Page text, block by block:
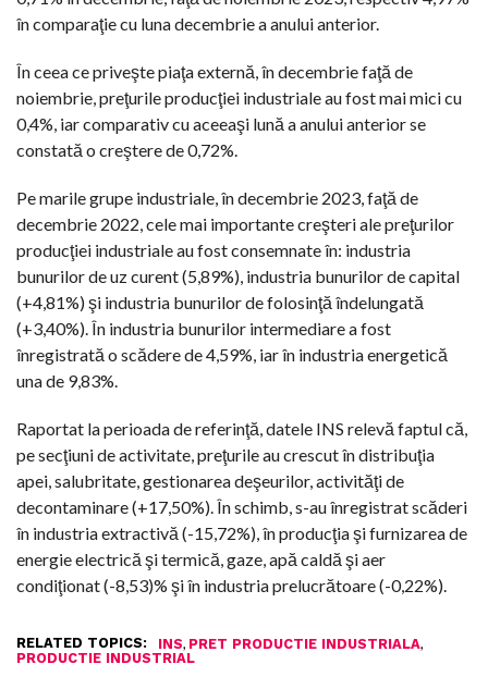
în comparaţie cu luna decembrie a anului anterior.
În ceea ce priveşte piaţa externă, în decembrie faţă de
noiembrie, preţurile producţiei industriale au fost mai mici cu
0,4%, iar comparativ cu aceeaşi lună a anului anterior se
constată o creştere de 0,72%.
Pe marile grupe industriale, în decembrie 2023, faţă de
decembrie 2022, cele mai importante creşteri ale preţurilor
producţiei industriale au fost consemnate în: industria
bunurilor de uz curent (5,89%), industria bunurilor de capital
(+4,81%) şi industria bunurilor de folosinţă îndelungată
(+3,40%). În industria bunurilor intermediare a fost
înregistrată o scădere de 4,59%, iar în industria energetică
una de 9,83%.
Raportat la perioada de referinţă, datele INS relevă faptul că,
pe secţiuni de activitate, preţurile au crescut în distribuţia
apei, salubritate, gestionarea deşeurilor, activităţi de
decontaminare (+17,50%). În schimb, s-au înregistrat scăderi
în industria extractivă (-15,72%), în producţia şi furnizarea de
energie electrică şi termică, gaze, apă caldă şi aer
condiţionat (-8,53)% şi în industria prelucrătoare (-0,22%).
RELATED TOPICS: INS, PRET PRODUCTIE INDUSTRIALA,
PRODUCTIE INDUSTRIAL